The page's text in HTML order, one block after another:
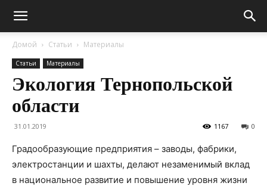
Домой Статьи Материалы
Статьи Материалы
Экология Тернопольской
области
31.01.2019 0
1167
Градообразующие предприятия – заводы, фабрики,
электростанции и шахты, делают незаменимый вклад
в национальное развитие и повышение уровня жизни